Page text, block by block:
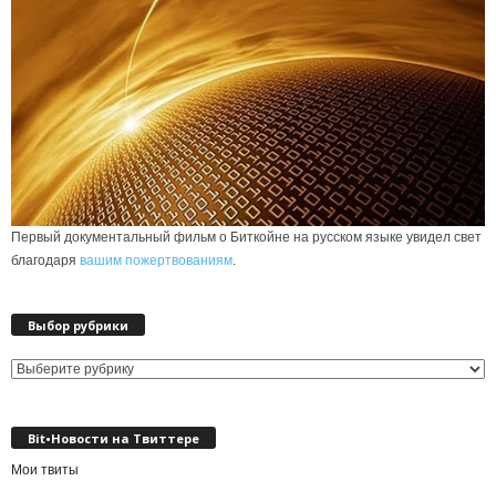
Первый документальный фильм о Биткойне на русском языке увидел свет
благодаря вашим пожертвованиям.
Выбор рубрики
Выбор
Bit•Новости на Твиттере
Мои твиты